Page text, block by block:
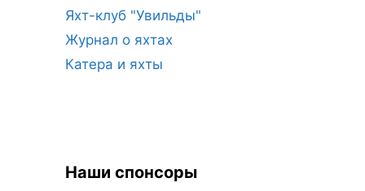
Яхт-клуб "Увильды"
Журнал о яхтах
Катера и яхты
Наши спонсоры